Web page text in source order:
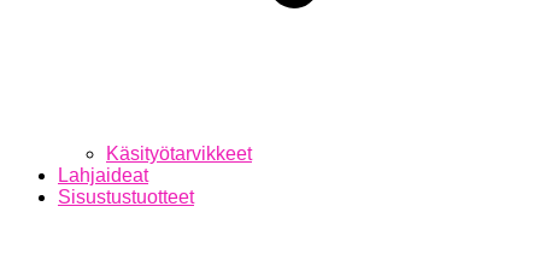
Käsityötarvikkeet
Lahjaideat
Sisustustuotteet